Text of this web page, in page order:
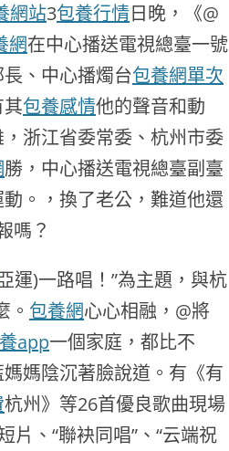
網站3包養行情日晚，《@
網在中心播送電視總臺一號
、中心播燭台包養網單次
包養感情他的聲音和動
浙江省委常委、杭州市委
勝，中心播送電視總臺副臺
。，換了老公，難道他還
嗎？
運)一路唱！”為主題，與杭
。 包養網心心相融，@將
app一個家庭，都比不
媽媽陰沉著臉說道。有《有
杭州》等26首優良歌曲現場
片、“聯袂同唱”、“云端祝